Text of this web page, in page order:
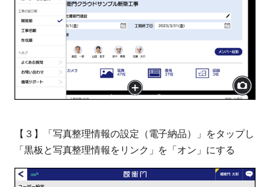
【３】「写真整理情報の設定（電子納品）」をタップし
「黒板と写真整理情報をリンク」を「オン」にする